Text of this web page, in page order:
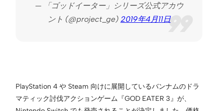
— 「ゴッドイーター」シリーズ公式アカウ
ント (@project_ge) 2019年4月11日
PlayStation 4 や Steam 向けに展開しているバンナムのドラ
マティック討伐アクションゲーム『GOD EATER 3』が、